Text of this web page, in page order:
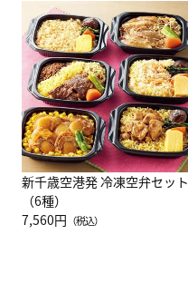
新千歳空港発 冷凍空弁セット
（6種）
7,560円 （税込）